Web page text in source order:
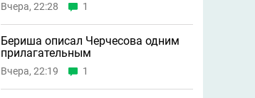
Вчера, 22:28 1
Бериша описал Черчесова одним
прилагательным
Вчера, 22:19 1